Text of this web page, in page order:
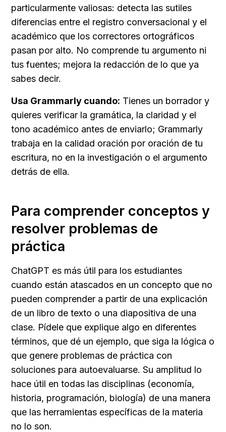
particularmente valiosas: detecta las sutiles
diferencias entre el registro conversacional y el
académico que los correctores ortográficos
pasan por alto. No comprende tu argumento ni
tus fuentes; mejora la redacción de lo que ya
sabes decir.
Usa Grammarly cuando: Tienes un borrador y
quieres verificar la gramática, la claridad y el
tono académico antes de enviarlo; Grammarly
trabaja en la calidad oración por oración de tu
escritura, no en la investigación o el argumento
detrás de ella.
Para comprender conceptos y
resolver problemas de
práctica
ChatGPT es más útil para los estudiantes
cuando están atascados en un concepto que no
pueden comprender a partir de una explicación
de un libro de texto o una diapositiva de una
clase. Pídele que explique algo en diferentes
términos, que dé un ejemplo, que siga la lógica o
que genere problemas de práctica con
soluciones para autoevaluarse. Su amplitud lo
hace útil en todas las disciplinas (economía,
historia, programación, biología) de una manera
que las herramientas específicas de la materia
no lo son.